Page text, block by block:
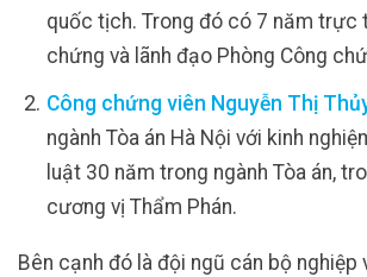
quốc tịch. Trong đó có 7 năm trực
chứng và lãnh đạo Phòng Công
Công chứng viên Nguyễn Thị
ngành Tòa án Hà Nội với kinh
luật 30 năm trong ngành Tòa án,
cương vị Thẩm Phán.
Bên cạnh đó là đội ngũ cán bộ nghiệp